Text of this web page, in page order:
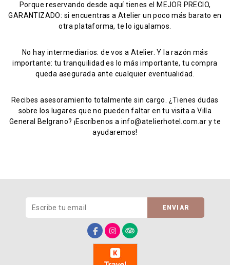
Porque reservando desde aquí tienes el MEJOR PRECIO,
GARANTIZADO: si encuentras a Atelier un poco más barato en
otra plataforma, te lo igualamos.
No hay intermediarios: de vos a Atelier. Y la razón más
importante: tu tranquilidad es lo más importante, tu compra
queda asegurada ante cualquier eventualidad.
Recibes asesoramiento totalmente sin cargo. ¿Tienes dudas
sobre los lugares que no pueden faltar en tu visita a Villa
General Belgrano? ¡Escríbenos a info@atelierhotel.com.ar y te
ayudaremos!
ENVIAR